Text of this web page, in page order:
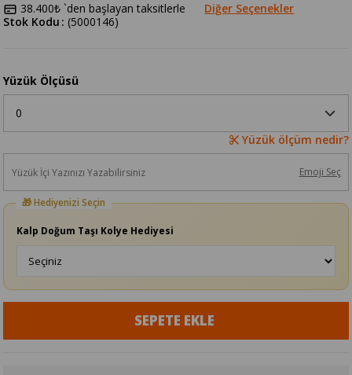
38.400₺ `den başlayan taksitlerle
Diğer Seçenekler
(5000146)
Stok Kodu
Yüzük Ölçüsü
Yüzük ölçüm nedir?
Emoji Seç
Kalp Doğum Taşı Kolye Hediyesi